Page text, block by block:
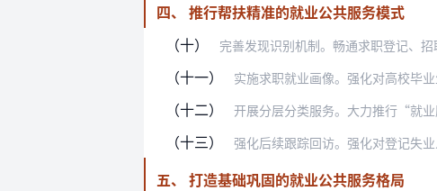
四、 推行帮扶精准的就业公共服务模式
（十）
完善发现识别机制。畅通求职登记、招聘登记
（十一） 实施求职就业画像。强化对高校毕业生、登
（十二） 开展分层分类服务。大力推行“就业服务包”
（十三） 强化后续跟踪回访。强化对登记失业人员、
五、 打造基础巩固的就业公共服务格局